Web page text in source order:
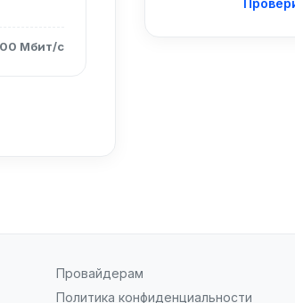
Мбит/с
Провайдерам
Политика конфиденциальности